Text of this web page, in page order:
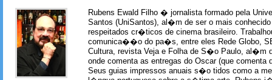
Rubens Ewald Filho � jornalista formado pela
Santos (UniSantos), al�m de ser o mais
respeitados cr�ticos de cinema brasileiro.
comunica��o do pa�s, entre eles Rede Globo,
Cultura, revista Veja e Folha de S�o Paulo, al�m
onde comenta as entregas do Oscar (que comenta
Seus guias impressos anuais s�o tidos como a